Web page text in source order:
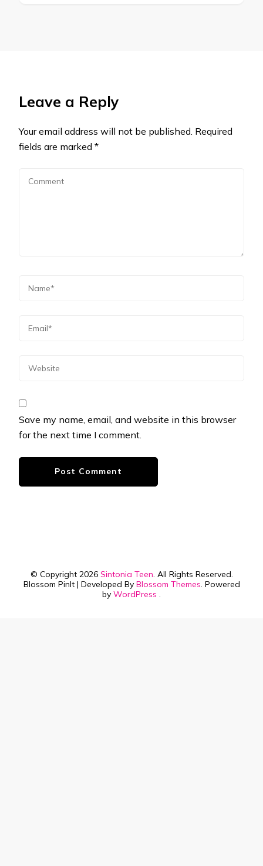
Leave a Reply
Your email address will not be published. Required
fields are marked *
Save my name, email, and website in this browser
for the next time I comment.
© Copyright 2026 Sintonia Teen. All Rights Reserved.
Blossom PinIt | Developed By Blossom Themes. Powered
by WordPress .